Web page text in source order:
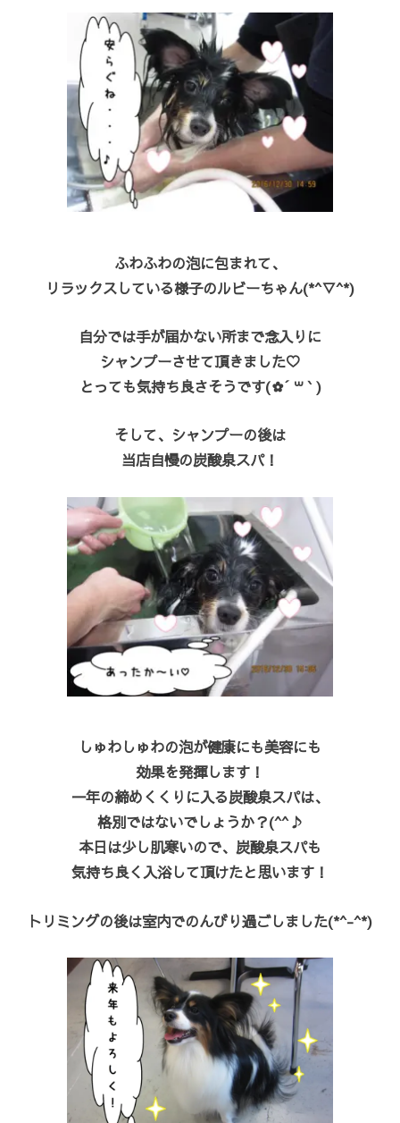
ふわふわの泡に包まれて、
リラックスしている様子のルビーちゃん(*^▽^*)
自分では手が届かない所まで念入りに
シャンプーさせて頂きました♡
とっても気持ち良さそうです(✿´ ꒳ ` )
そして、シャンプーの後は
当店自慢の炭酸泉スパ！
しゅわしゅわの泡が健康にも美容にも
効果を発揮します！
一年の締めくくりに入る炭酸泉スパは、
格別ではないでしょうか？(^^♪
本日は少し肌寒いので、炭酸泉スパも
気持ち良く入浴して頂けたと思います！
トリミングの後は室内でのんびり過ごしました(*^-^*)